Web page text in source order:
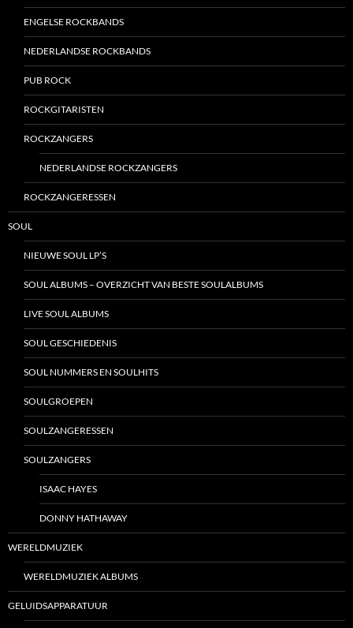
ENGELSE ROCKBANDS
NEDERLANDSE ROCKBANDS
PUB ROCK
ROCKGITARISTEN
ROCKZANGERS
NEDERLANDSE ROCKZANGERS
ROCKZANGERESSEN
SOUL
NIEUWE SOUL LP’S
SOUL ALBUMS – OVERZICHT VAN BESTE SOULALBUMS
LIVE SOUL ALBUMS
SOUL GESCHIEDENIS
SOUL NUMMERS EN SOULHITS
SOULGROEPEN
SOULZANGERESSEN
SOULZANGERS
ISAAC HAYES
DONNY HATHAWAY
WERELDMUZIEK
WERELDMUZIEK ALBUMS
GELUIDSAPPARATUUR